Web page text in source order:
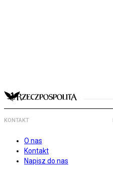
KONTAKT
O nas
Kontakt
Napisz do nas